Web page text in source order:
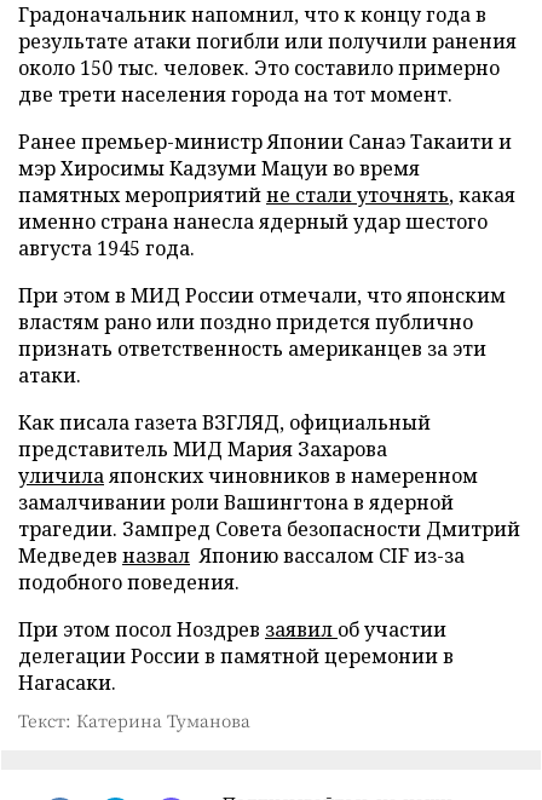
Градоначальник напомнил, что к концу года в
результате атаки погибли или получили ранения
около 150 тыс. человек. Это составило примерно
две трети населения города на тот момент.
Ранее премьер-министр Японии Санаэ Такаити и
мэр Хиросимы Кадзуми Мацуи во время
памятных мероприятийне стали уточнять, какая
именно страна нанесла ядерный удар шестого
августа 1945 года.
При этом в МИД России отмечали, что японским
властям рано или поздно придется публично
признать ответственность американцев за эти
атаки.
Как писала газета ВЗГЛЯД, официальный
представитель МИД Мария Захарова
уличилаяпонских чиновников в намеренном
замалчивании роли Вашингтона в ядерной
трагедии. Зампред Совета безопасности Дмитрий
Медведев назвал Японию вассалом CIF из-за
подобного поведения.
При этом посол Ноздрев заявил об участии
делегации России в памятной церемонии в
Нагасаки.
Текст: Катерина Туманова